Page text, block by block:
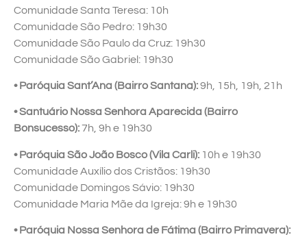
Comunidade Santa Teresa: 10h
Comunidade São Pedro: 19h30
Comunidade São Paulo da Cruz: 19h30
Comunidade São Gabriel: 19h30
• Paróquia Sant’Ana (Bairro Santana):9h, 15h, 19h, 21h
• Santuário Nossa Senhora Aparecida (Bairro
Bonsucesso):7h, 9h e 19h30
• Paróquia São João Bosco (Vila Carli): 10h e 19h30
Comunidade Auxílio dos Cristãos: 19h30
Comunidade Domingos Sávio: 19h30
Comunidade Maria Mãe da Igreja: 9h e 19h30
• Paróquia Nossa Senhora de Fátima (Bairro Primavera):